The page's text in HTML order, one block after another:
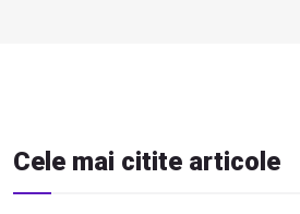
Cele mai citite articole